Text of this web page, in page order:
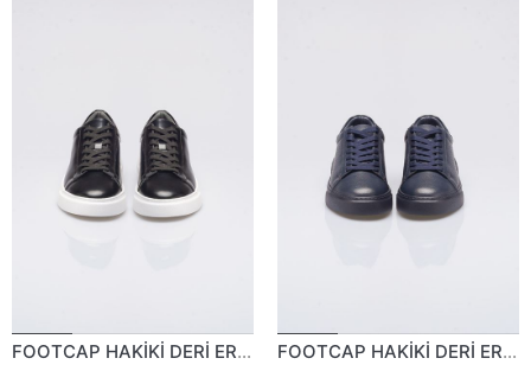
FOOTCAP HAKİKİ DERİ ERKEK GÜNLÜK AYAKKABI 250125Y
FOOTCAP HAKİKİ DERİ ERKEK GÜNLÜK AYAKKABI 2501-125Y